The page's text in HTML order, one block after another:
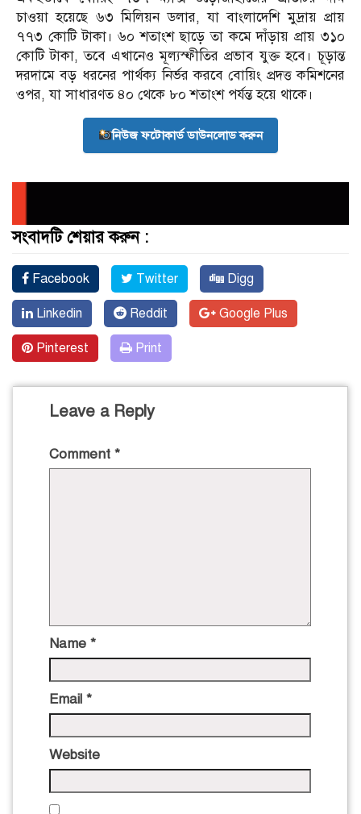
চাওয়া হয়েছে ৬৩ মিলিয়ন ডলার, যা বাংলাদেশি মুদ্রায় প্রায়
৭৭৩ কোটি টাকা। ৬০ শতাংশ ছাড়ে তা কমে দাঁড়ায় প্রায় ৩১০
কোটি টাকা, তবে এখানেও মূল্যস্ফীতির প্রভাব যুক্ত হবে। চূড়ান্ত
দরদামে বড় ধরনের পার্থক্য নির্ভর করবে বোয়িং প্রদত্ত কমিশনের
ওপর, যা সাধারণত ৪০ থেকে ৮০ শতাংশ পর্যন্ত হয়ে থাকে।
নিউজ ফটোকার্ড ডাউনলোড করুন
সংবাদটি শেয়ার করুন :
Facebook Twitter Digg
Linkedin Reddit Google Plus
Pinterest Print
Leave a Reply
Comment *
Name *
Email *
Website